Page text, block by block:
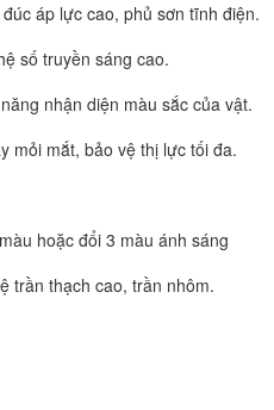
áp lực cao, phủ sơn tĩnh điện.
số truyền sáng cao.
nhận diện màu sắc của vật.
mỏi mắt, bảo vệ thị lực tối đa.
hoặc đổi 3 màu ánh sáng
trần thạch cao, trần nhôm.